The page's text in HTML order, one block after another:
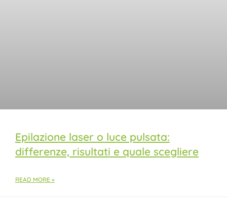
Epilazione laser o luce pulsata:
differenze, risultati e quale scegliere
READ MORE »